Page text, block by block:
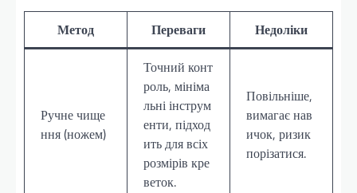
Метод Переваги Недоліки
Ручне чище
ння (ножем)
Точний конт
роль, мініма
льні інструм
енти, підход
ить для всіх
розмірів кре
веток.
Повільніше,
вимагає нав
ичок, ризик
порізатися.